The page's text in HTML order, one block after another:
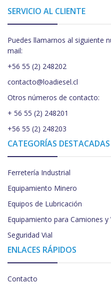
SERVICIO AL CLIENTE
Puedes llamarnos al siguiente
mail:
+56 55 (2) 248202
contacto@loadiesel.cl
Otros números de contacto:
+ 56 55 (2) 248201
+56 55 (2) 248203
CATEGORÍAS DESTACADAS
Ferretería Industrial
Equipamiento Minero
Equipos de Lubricación
Equipamiento para Camiones y
Seguridad Vial
ENLACES RÁPIDOS
Contacto